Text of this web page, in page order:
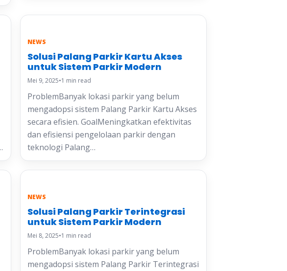
NEWS
Solusi Palang Parkir Kartu Akses
untuk Sistem Parkir Modern
Mei 9, 2025•1 min read
ProblemBanyak lokasi parkir yang belum
mengadopsi sistem Palang Parkir Kartu Akses
secara efisien. GoalMeningkatkan efektivitas
dan efisiensi pengelolaan parkir dengan
teknologi Palang…
NEWS
Solusi Palang Parkir Terintegrasi
untuk Sistem Parkir Modern
Mei 8, 2025•1 min read
ProblemBanyak lokasi parkir yang belum
mengadopsi sistem Palang Parkir Terintegrasi